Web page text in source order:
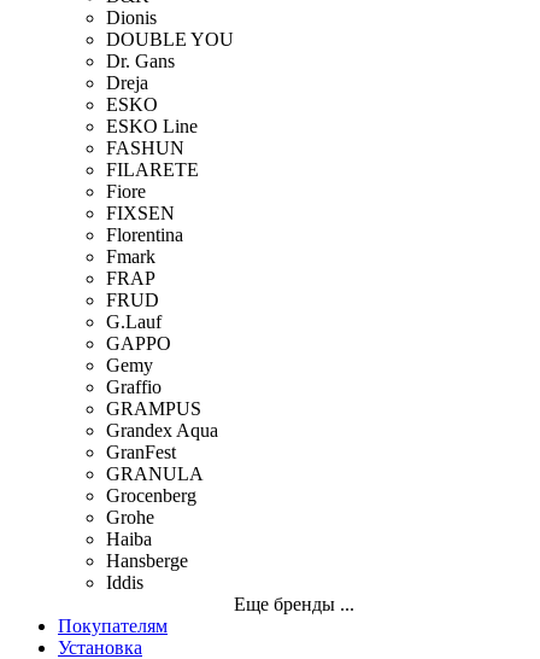
Dionis
DOUBLE YOU
Dr. Gans
Dreja
ESKO
ESKO Line
FASHUN
FILARETE
Fiore
FIXSEN
Florentina
Fmark
FRAP
FRUD
G.Lauf
GAPPO
Gemy
Graffio
GRAMPUS
Grandex Aqua
GranFest
GRANULA
Grocenberg
Grohe
Haiba
Hansberge
Iddis
Еще бренды ...
Покупателям
Установка